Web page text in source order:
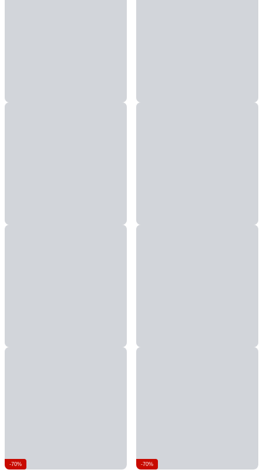
-70% -70%